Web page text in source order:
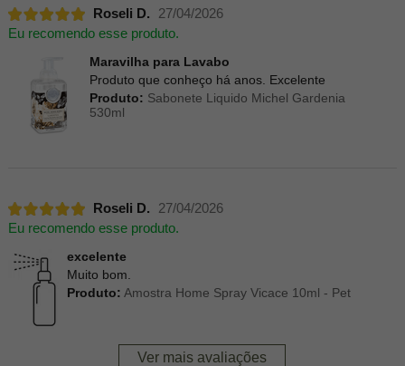
Roseli D.
27/04/2026
Eu recomendo esse produto.
Maravilha para Lavabo
Produto que conheço há anos. Excelente
Produto: Sabonete Liquido Michel Gardenia
530ml
Roseli D.
27/04/2026
Eu recomendo esse produto.
excelente
Muito bom.
Produto: Amostra Home Spray Vicace 10ml - Pet
Ver mais avaliações